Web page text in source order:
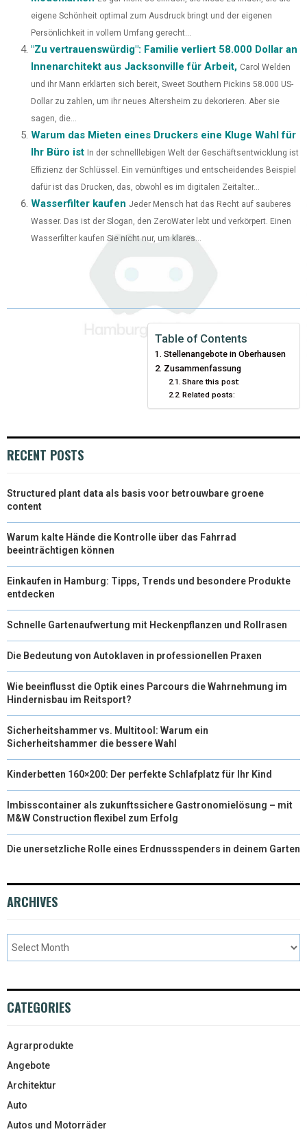
)
eigene Schönheit optimal zum Ausdruck bringt und der eigenen
Persönlichkeit in vollem Umfang gerecht...
"Zu vertrauenswürdig": Familie verliert 58.000 Dollar an
Innenarchitekt aus Jacksonville für Arbeit, Carol Welden
und ihr Mann erklärten sich bereit, Sweet Southern Pickins 58.000 US-
Dollar zu zahlen, um ihr neues Altersheim zu dekorieren. Aber sie
sagen, die...
Warum das Mieten eines Druckers eine Kluge Wahl für
Ihr Büro ist In der schnelllebigen Welt der Geschäftsentwicklung ist
Effizienz der Schlüssel. Ein vernünftiges und entscheidendes Beispiel
dafür ist das Drucken, das, obwohl es im digitalen Zeitalter...
Wasserfilter kaufen Jeder Mensch hat das Recht auf sauberes
Wasser. Das ist der Slogan, den ZeroWater lebt und verkörpert. Einen
Wasserfilter kaufen Sie nicht nur, um klares...
Table of Contents
Stellenangebote in Oberhausen
Zusammenfassung
Share this post:
Related posts:
RECENT POSTS
Structured plant data als basis voor betrouwbare groene
content
Warum kalte Hände die Kontrolle über das Fahrrad
beeinträchtigen können
Einkaufen in Hamburg: Tipps, Trends und besondere Produkte
entdecken
Schnelle Gartenaufwertung mit Heckenpflanzen und Rollrasen
Die Bedeutung von Autoklaven in professionellen Praxen
Wie beeinflusst die Optik eines Parcours die Wahrnehmung im
Hindernisbau im Reitsport?
Sicherheitshammer vs. Multitool: Warum ein
Sicherheitshammer die bessere Wahl
Kinderbetten 160×200: Der perfekte Schlafplatz für Ihr Kind
Imbisscontainer als zukunftssichere Gastronomielösung – mit
M&W Construction flexibel zum Erfolg
Die unersetzliche Rolle eines Erdnussspenders in deinem Garten
ARCHIVES
CATEGORIES
Agrarprodukte
Angebote
Architektur
Auto
Autos und Motorräder